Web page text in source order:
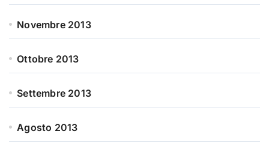
Novembre 2013
Ottobre 2013
Settembre 2013
Agosto 2013